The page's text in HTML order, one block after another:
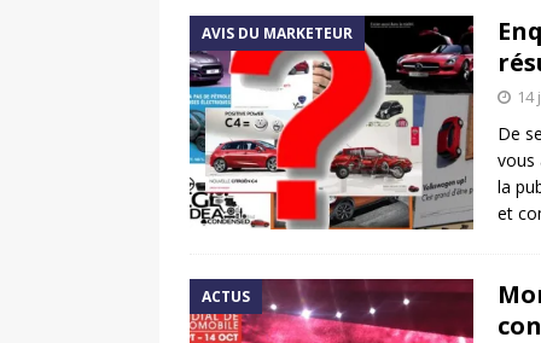
AVIS DU MARKETEUR
14
De
vous
la
et
ACTUS